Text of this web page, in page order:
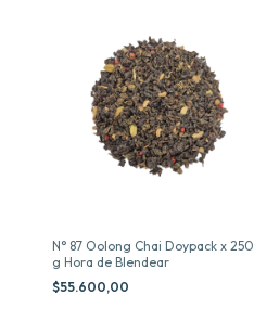
N° 87 Oolong Chai Doypack x 250
g Hora de Blendear
$55.600,00